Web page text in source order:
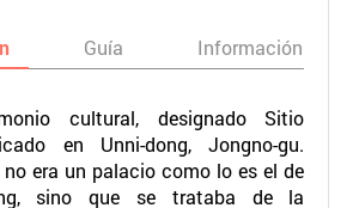
Guía Información
cultural, designado Sitio
en Unni-dong, Jongno-gu.
era un palacio como lo es el de
sino que se trataba de la